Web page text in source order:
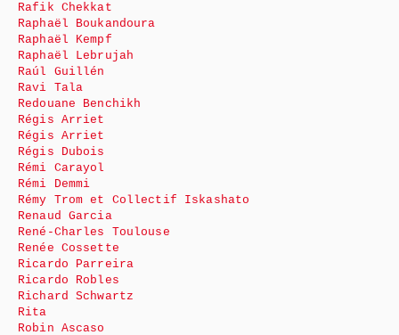
Rafik Chekkat
Raphaël Boukandoura
Raphaël Kempf
Raphaël Lebrujah
Raúl Guillén
Ravi Tala
Redouane Benchikh
Régis Arriet
Régis Arriet
Régis Dubois
Rémi Carayol
Rémi Demmi
Rémy Trom et Collectif Iskashato
Renaud Garcia
René-Charles Toulouse
Renée Cossette
Ricardo Parreira
Ricardo Robles
Richard Schwartz
Rita
Robin Ascaso